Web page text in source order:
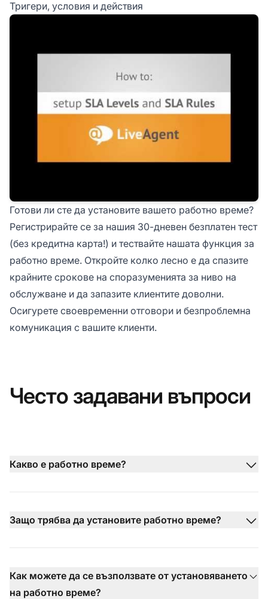
Тригери, условия и действия
Готови ли сте да установите вашето работно време?
Регистрирайте се за нашия 30-дневен безплатен тест
(без кредитна карта!) и тествайте нашата функция за
работно време. Откройте колко лесно е да спазите
крайните срокове на споразуменията за ниво на
обслужване и да запазите клиентите доволни.
Осигурете своевременни отговори и безпроблемна
комуникация с вашите клиенти.
Често задавани въпроси
Какво е работно време?
Защо трябва да установите работно време?
Как можете да се възползвате от установяването
на работно време?